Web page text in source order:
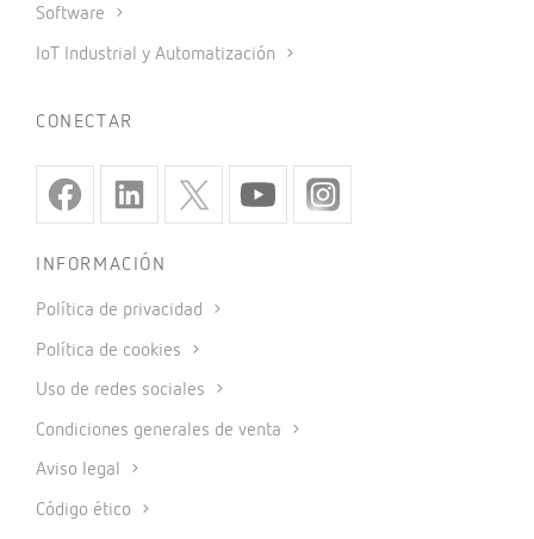
Software
IoT Industrial y Automatización
CONECTAR
INFORMACIÓN
Política de privacidad
Política de cookies
Uso de redes sociales
Condiciones generales de venta
Aviso legal
Código ético